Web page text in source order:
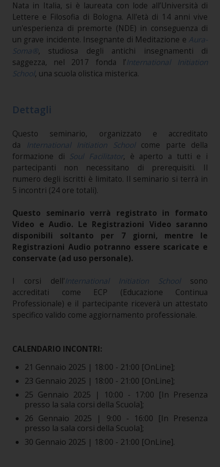
Nata in Italia, si è laureata con lode all’Università di
Lettere e Filosofia di Bologna. All'età di 14 anni vive
un'esperienza di premorte (NDE) in conseguenza di
un grave incidente. Insegnante di Meditazione e Aura-
Soma®, studiosa degli antichi insegnamenti di
saggezza, nel 2017 fonda l’International Initiation
School, una scuola olistica misterica.
Dettagli
Questo seminario, organizzato e accreditato
da
International Initiation Schoolcome parte della
formazione di Soul Facilitator, è aperto a tutti e i
partecipanti non necessitano di prerequisiti. Il
numero degli iscritti è limitato. Il seminario si terrà in
5 incontri (24 ore totali).
Questo seminario verrà registrato in formato
Video e Audio. Le Registrazioni Video saranno
disponibili soltanto per 7 giorni, mentre le
Registrazioni Audio potranno essere scaricate e
conservate (ad uso personale).
I corsi dell'International Initiation Schoolsono
accreditati come ECP (Educazione Continua
Professionale) e il partecipante riceverà un attestato
specifico valido come aggiornamento professionale.
CALENDARIO INCONTRI:
21 Gennaio 2025 | 18:00 - 21:00 [OnLine];
23 Gennaio 2025 | 18:00 - 21:00 [OnLine];
25 Gennaio 2025 | 10:00 - 17:00 [In Presenza
presso la sala corsi della Scuola];
26 Gennaio 2025 | 9:00 - 16:00 [In Presenza
presso la sala corsi della Scuola];
30 Gennaio 2025 | 18:00 - 21:00 [OnLine].